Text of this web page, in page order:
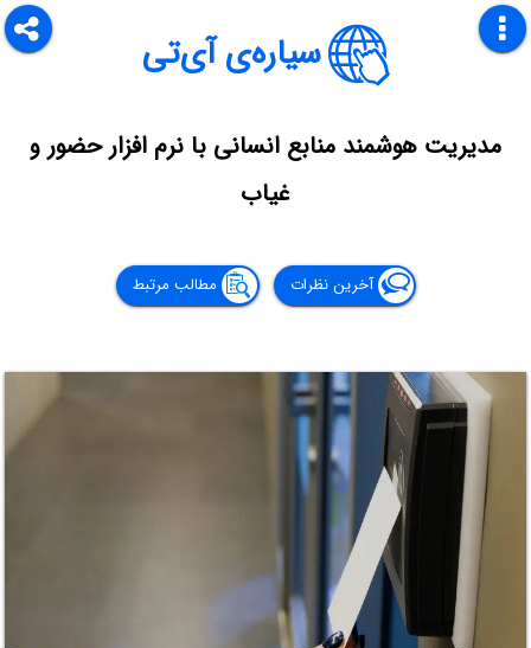
سیاره‌ی آی‌تی
مدیریت هوشمند منابع انسانی با نرم افزار حضور و
غیاب
آخرین نظرات مطالب مرتبط